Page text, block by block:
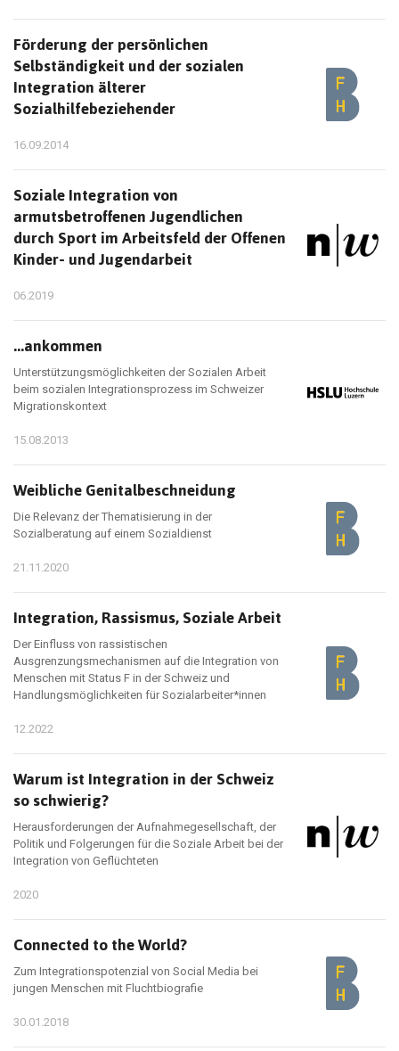
Förderung der persönlichen
Selbständigkeit und der sozialen
Integration älterer
Sozialhilfebeziehender
16.09.2014
Soziale Integration von
armutsbetroffenen Jugendlichen
durch Sport im Arbeitsfeld der Offenen
Kinder- und Jugendarbeit
06.2019
...ankommen
Unterstützungsmöglichkeiten der Sozialen Arbeit
beim sozialen Integrationsprozess im Schweizer
Migrationskontext
15.08.2013
Weibliche Genitalbeschneidung
Die Relevanz der Thematisierung in der
Sozialberatung auf einem Sozialdienst
21.11.2020
Integration, Rassismus, Soziale Arbeit
Der Einfluss von rassistischen
Ausgrenzungsmechanismen auf die Integration von
Menschen mit Status F in der Schweiz und
Handlungsmöglichkeiten für Sozialarbeiter*innen
12.2022
Warum ist Integration in der Schweiz
so schwierig?
Herausforderungen der Aufnahmegesellschaft, der
Politik und Folgerungen für die Soziale Arbeit bei der
Integration von Geflüchteten
2020
Connected to the World?
Zum Integrationspotenzial von Social Media bei
jungen Menschen mit Fluchtbiografie
30.01.2018